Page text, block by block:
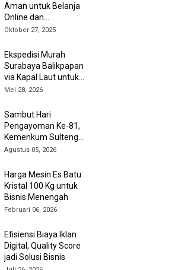
Aman untuk Belanja
Online dan
Internasional
Oktober 27, 2025
Ekspedisi Murah
Surabaya Balikpapan
via Kapal Laut untuk
Pengiriman Barang
Mei 28, 2026
Sambut Hari
Pengayoman Ke-81,
Kemenkum Sulteng
Ziarah ke TMP Tatura
Agustus 05, 2026
Harga Mesin Es Batu
Kristal 100 Kg untuk
Bisnis Menengah
Februari 06, 2026
Efisiensi Biaya Iklan
Digital, Quality Score
jadi Solusi Bisnis